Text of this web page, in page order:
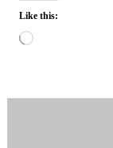
Like this:
Loading…